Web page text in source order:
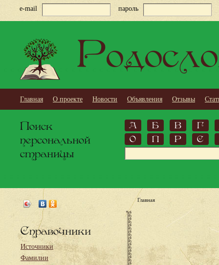
e-mail пароль
Главная О проекте Новости Объявления Отзывы
Поиск
персональной
страницы
А Б В
Г
О
П Р С
Справочники
Источники
Фамилии
Главная